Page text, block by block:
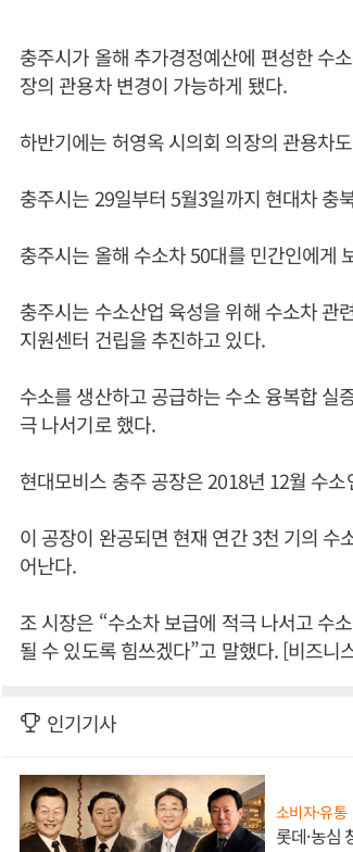
충주시가 올해 추가경정예산에 편성한 수
장의 관용차 변경이 가능하게 됐다.
하반기에는 허영옥 시의회 의장의 관용차
충주시는 29일부터 5월3일까지 현대차 충
충주시는 올해 수소차 50대를 민간인에게
충주시는 수소산업 육성을 위해 수소차 관
지원센터 건립을 추진하고 있다.
수소를 생산하고 공급하는 수소 융복합 실
극 나서기로 했다.
현대모비스 충주 공장은 2018년 12월 수
이 공장이 완공되면 현재 연간 3천 기의
어난다.
조 시장은 “수소차 보급에 적극 나서고 수
될 수 있도록 힘쓰겠다”고 말했다. [비즈니
인기기사
소비자·유통
롯데·농심